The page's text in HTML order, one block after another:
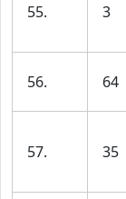
55. 3
56. 64
57. 35